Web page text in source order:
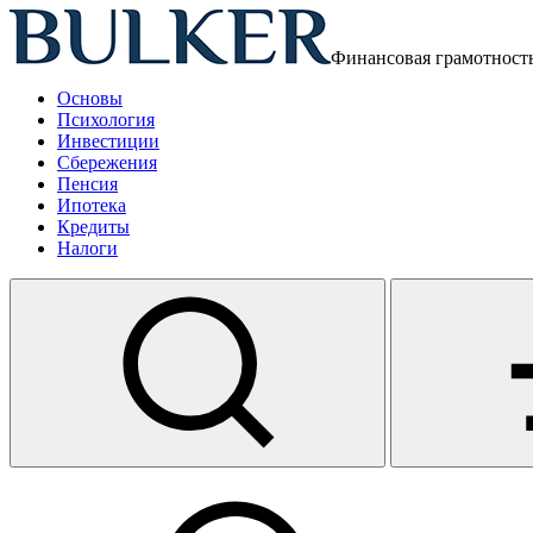
Финансовая
Основы
Психология
Инвестиции
Сбережения
Пенсия
Ипотека
Кредиты
Налоги